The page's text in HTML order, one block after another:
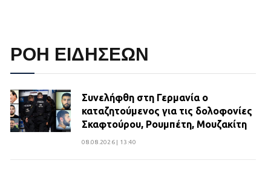
ΡΟΗ ΕΙΔΗΣΕΩΝ
Συνελήφθη στη Γερμανία ο
καταζητούμενος για τις δολοφονίες
Σκαφτούρου, Ρουμπέτη, Μουζακίτη
08.08.2026 | 13:40